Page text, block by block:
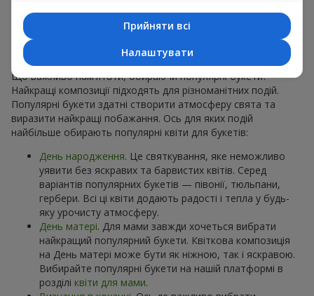
Для яких подій в м. Калаглия
обирають популярні букети
Що важливо пам’ятати, обираючи популярні букети?
Найкращі композиції підходять для різноманітних подій.
Популярні букети здатні створити атмосферу свята та
виразити найкращі побажання. Ось для яких подій
найбільше обирають популярні квіти для букетів:
День народження. Це святкування, яке неможливо
уявити без яскравих та барвистих квітів. Серед
варіантів популярних букетів — півонії, тюльпани,
гербери. Всі ці квіти додають радості і тепла у будь-
яку урочисту атмосферу.
День матері. Для мами завжди хочеться вибрати
найкращий популярний букети. Квіткова композиція
на День матері може бути як ніжною, так і яскравою.
Вибирайте популярні букети на нашій платформі в
розділі квіти для мами.
Прийняти всі
Налаштувати